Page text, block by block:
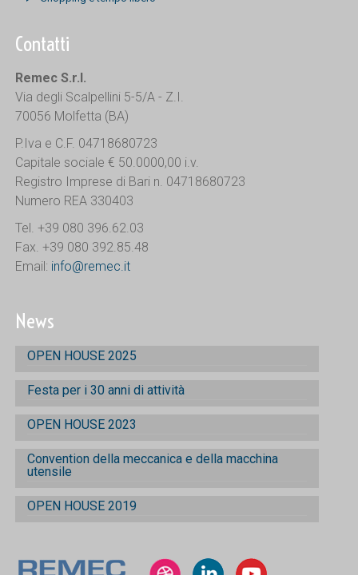
Contatti
Remec S.r.l.
Via degli Scalpellini 5-5/A - Z.I.
70056 Molfetta (BA)
P.Iva e C.F. 04718680723
Capitale sociale € 50.0000,00 i.v.
Registro Imprese di Bari n. 04718680723
Numero REA 330403
Tel. +39 080 396.62.03
Fax. +39 080 392.85.48
Email: info@remec.it
News
OPEN HOUSE 2025
Festa per i 30 anni di attività
OPEN HOUSE 2023
Convention della meccanica e della macchina
utensile
OPEN HOUSE 2019